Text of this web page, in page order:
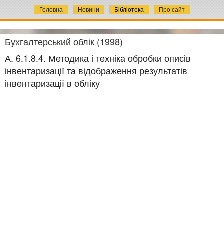
Головна Новини Бібліотека Про сайт
Бухгалтерський облік (1998)
А. 6.1.8.4. Методика і техніка обробки описів
інвентаризації та відображення результатів
інвентаризації в обліку